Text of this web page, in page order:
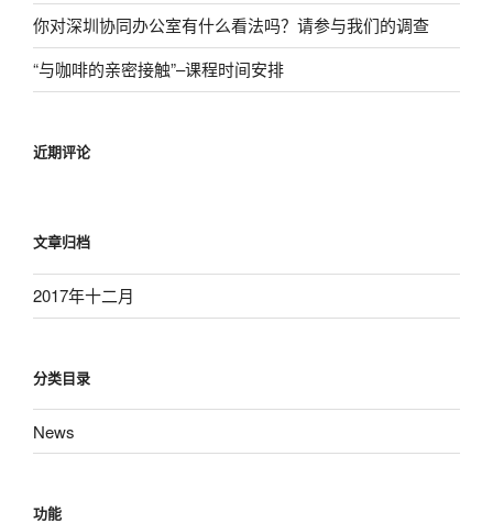
你对深圳协同办公室有什么看法吗？请参与我们的调查
“与咖啡的亲密接触”–课程时间安排
近期评论
文章归档
2017年十二月
分类目录
News
功能